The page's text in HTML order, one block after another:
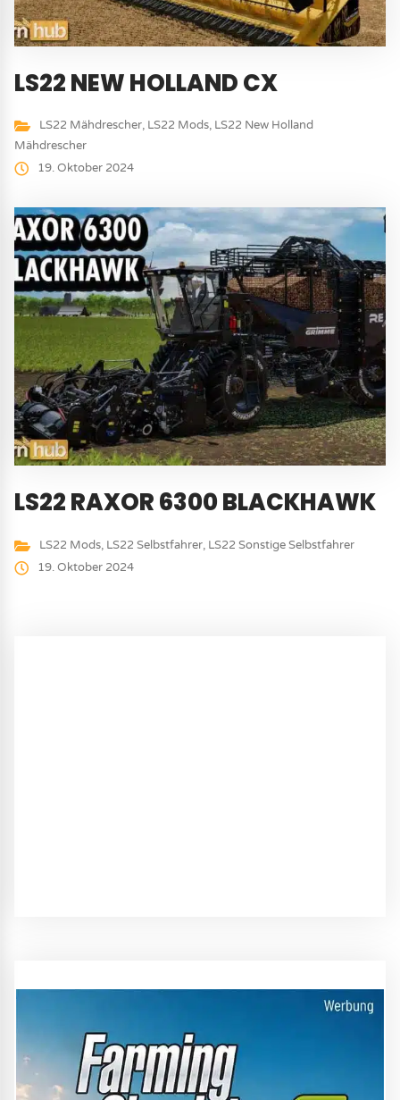
LS22 NEW HOLLAND CX
LS22 Mähdrescher, LS22 Mods, LS22 New Holland
Mähdrescher
19. Oktober 2024
LS22 RAXOR 6300 BLACKHAWK
LS22 Mods, LS22 Selbstfahrer, LS22 Sonstige Selbstfahrer
19. Oktober 2024